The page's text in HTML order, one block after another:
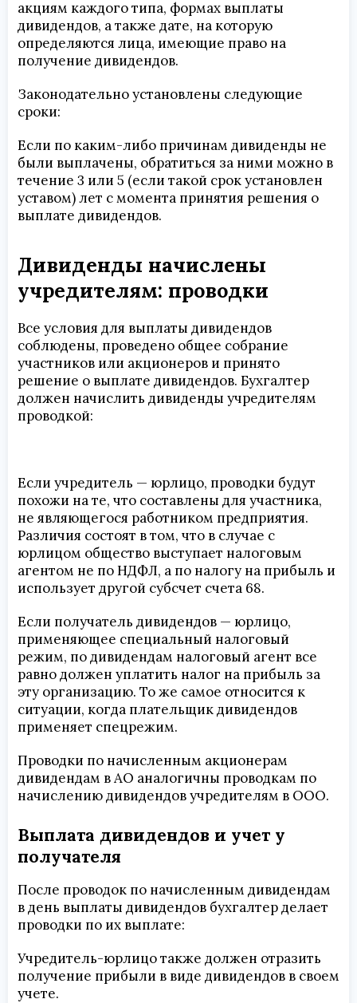
акциям каждого типа, формах выплаты
дивидендов, а также дате, на которую
определяются лица, имеющие право на
получение дивидендов.
Законодательно установлены следующие
сроки:
Если по каким-либо причинам дивиденды не
были выплачены, обратиться за ними можно в
течение 3 или 5 (если такой срок установлен
уставом) лет с момента принятия решения о
выплате дивидендов.
Дивиденды начислены
учредителям: проводки
Все условия для выплаты дивидендов
соблюдены, проведено общее собрание
участников или акционеров и принято
решение о выплате дивидендов. Бухгалтер
должен начислить дивиденды учредителям
проводкой:
Если учредитель — юрлицо, проводки будут
похожи на те, что составлены для участника,
не являющегося работником предприятия.
Различия состоят в том, что в случае с
юрлицом общество выступает налоговым
агентом не по НДФЛ, а по налогу на прибыль и
использует другой субсчет счета 68.
Если получатель дивидендов — юрлицо,
применяющее специальный налоговый
режим, по дивидендам налоговый агент все
равно должен уплатить налог на прибыль за
эту организацию. То же самое относится к
ситуации, когда плательщик дивидендов
применяет спецрежим.
Проводки по начисленным акционерам
дивидендам в АО аналогичны проводкам по
начислению дивидендов учредителям в ООО.
Выплата дивидендов и учет у
получателя
После проводок по начисленным дивидендам
в день выплаты дивидендов бухгалтер делает
проводки по их выплате:
Учредитель-юрлицо также должен отразить
получение прибыли в виде дивидендов в своем
учете.